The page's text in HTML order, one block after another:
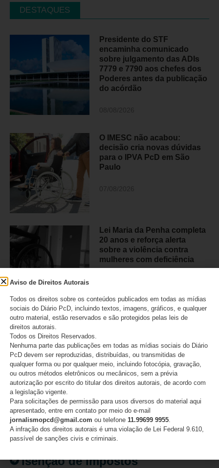
DESTAQUES
Presidente do STF
encaminha comunicado
sobre julgamento das ADIs
7779 e 7790 aos chefes dos
Poderes antes da publicação
do acórdão
O IMESC não acabou:
decisão cria novas dúvidas
para o IPVA PcD em São
Paulo
Lei Maria da Penha completa
20 anos e reforça alerta
sobre a violência contra
mulheres com deficiência
CATEGORIAS
Acessibilidade
Artigo/Opinião
Atualidades
Destaques
Fatos
Inclusão
Isenção de Impostos
Aviso de Direitos Autorais
Todos os direitos sobre os conteúdos publicados em todas as mídias
sociais do Diário PcD, incluindo textos, imagens, gráficos, e qualquer
outro material, estão reservados e são protegidos pelas leis de
direitos autorais.
Todos os Direitos Reservados.
Nenhuma parte das publicações em todas as mídias sociais do Diário
PcD devem ser reproduzidas, distribuídas, ou transmitidas de
qualquer forma ou por qualquer meio, incluindo fotocópia, gravação,
ou outros métodos eletrônicos ou mecânicos, sem a prévia
autorização por escrito do titular dos direitos autorais, de acordo com
a legislação vigente.
Para solicitações de permissão para usos diversos do material aqui
apresentado, entre em contato por meio do e-mail
jornalismopcd@gmail.com ou telefone 11.99699 9955
A infração dos direitos autorais é uma violação de Lei Federal 9.610,
passível de sanções civis e criminais.